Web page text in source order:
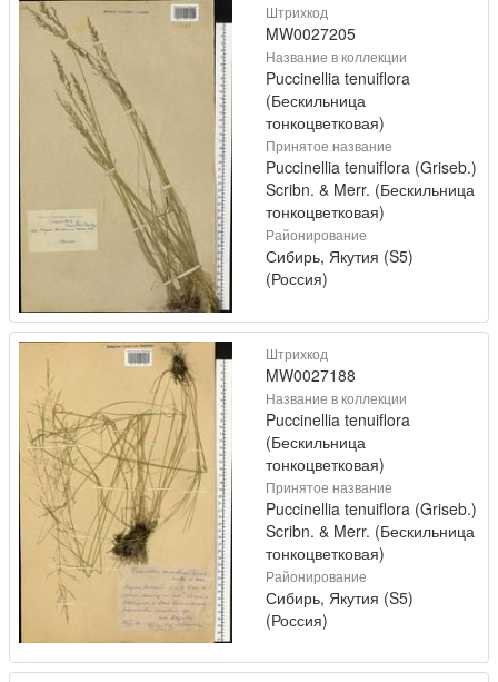
Штрихкод
MW0027205
Название в коллекции
Puccinellia tenuiflora
(Бескильница
тонкоцветковая)
Принятое название
Puccinellia tenuiflora (Griseb.)
Scribn. & Merr. (Бескильница
тонкоцветковая)
Районирование
Сибирь, Якутия (S5)
(Россия)
Штрихкод
MW0027188
Название в коллекции
Puccinellia tenuiflora
(Бескильница
тонкоцветковая)
Принятое название
Puccinellia tenuiflora (Griseb.)
Scribn. & Merr. (Бескильница
тонкоцветковая)
Районирование
Сибирь, Якутия (S5)
(Россия)